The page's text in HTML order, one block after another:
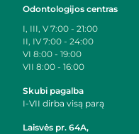
Odontologijos centras
I, III, V7:00 - 21:00
II, IV7:00 - 24:00
VI 8:00 - 19:00
VII 8:00 - 16:00
Skubi pagalba
I-VII dirba visą parą
Laisvės pr. 64A,